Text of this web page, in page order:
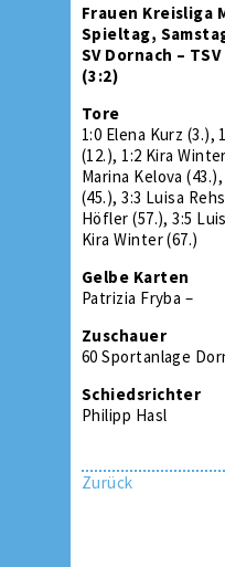
Frauen Kreisliga
Spieltag,
SV Dornach –
(3:2)
Tore
1:0 Elena Kurz (3.),
(12.), 1:2 Kira
Marina Kelova
(45.), 3:3 Luisa
Höfler (57.), 3:5
Kira Winter (67.)
Gelbe Karten
Patrizia Fryba –
Zuschauer
60 Sportanlage
Schiedsrichter
Philipp Hasl
Zurück